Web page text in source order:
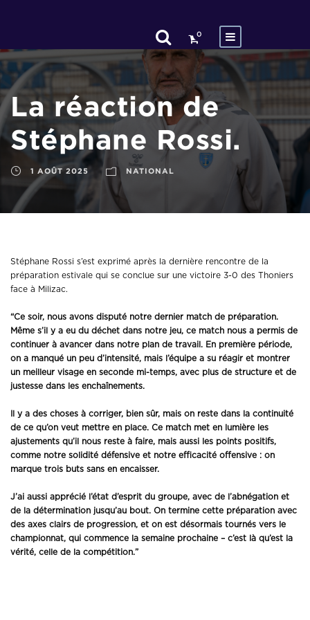
0
La réaction de
Stéphane Rossi.
1 AOÛT 2025 NATIONAL
Stéphane Rossi s’est exprimé après la dernière rencontre de la
préparation estivale qui se conclue sur une victoire 3-0 des Thoniers
face à Milizac.
“Ce soir, nous avons disputé notre dernier match de préparation.
Même s’il y a eu du déchet dans notre jeu, ce match nous a permis de
continuer à avancer dans notre plan de travail. En première période,
on a manqué un peu d’intensité, mais l’équipe a su réagir et montrer
un meilleur visage en seconde mi-temps, avec plus de structure et de
justesse dans les enchaînements.
Il y a des choses à corriger, bien sûr, mais on reste dans la continuité
de ce qu’on veut mettre en place. Ce match met en lumière les
ajustements qu’il nous reste à faire, mais aussi les points positifs,
comme notre solidité défensive et notre efficacité offensive : on
marque trois buts sans en encaisser.
J’ai aussi apprécié l’état d’esprit du groupe, avec de l’abnégation et
de la détermination jusqu’au bout. On termine cette préparation avec
des axes clairs de progression, et on est désormais tournés vers le
championnat, qui commence la semaine prochaine – c’est là qu’est la
vérité, celle de la compétition.”